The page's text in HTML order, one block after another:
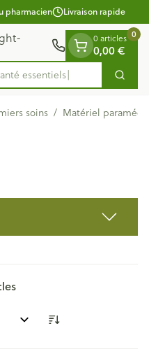
pharmacien Livraison rapide
essentiels
0 articles
0,00 €
0
soins / Matériel